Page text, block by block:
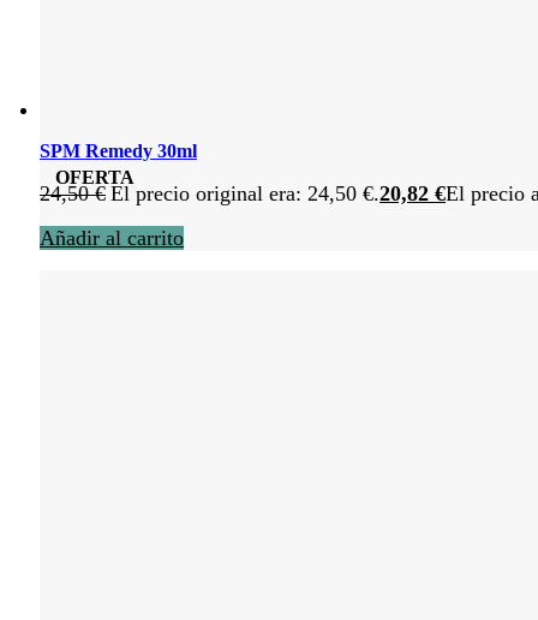
OFERTA
SPM Remedy 30ml
24,50€ El precio original era: 24,50 €.20,82 €El precio
Añadir al carrito